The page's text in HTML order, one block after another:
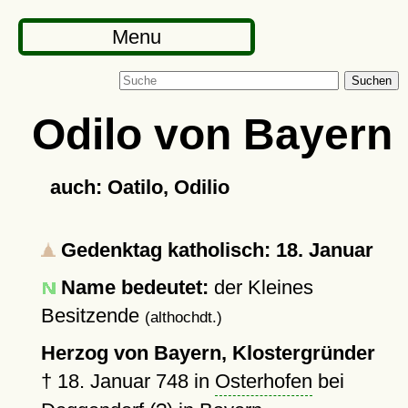
Menu
Suchen
Odilo von Bayern
auch: Oatilo, Odilio
Gedenktag katholisch: 18. Januar
Name bedeutet: der Kleines
Besitzende (althochdt.)
Herzog von Bayern, Klostergründer
† 18. Januar 748in Osterhofen bei